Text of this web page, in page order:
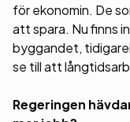
för ekonomin. De
att spara. Nu finns
byggandet,
se till att
Regeringen